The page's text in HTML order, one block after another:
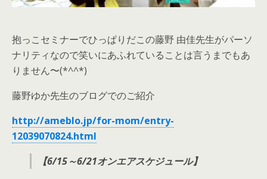
抱っこセミナーでひっぱりだこの藤野 由佳先生がパーソ
ナリティなので笑いにあふれていることは言うまでもあ
りません〜(*^^*)
藤野ゆか先生のブログでのご紹介
http://ameblo.jp/for-mom/entry-
12039070824.html
【6/15～6/21オンエアスケジュール】